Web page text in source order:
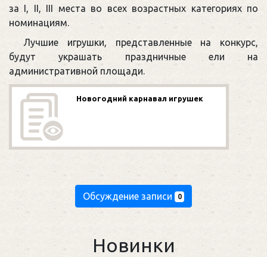
за I, II, III места во всех возрастных категориях по
номинациям.
Лучшие игрушки, представленные на конкурс,
будут украшать праздничные ели на
административной площади.
Новогодний карнавал игрушек
Обсуждение записи 0
Новинки